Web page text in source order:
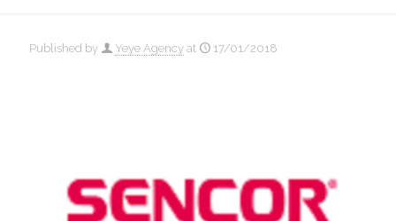
Published by Yeye Agency at 17/01/2018